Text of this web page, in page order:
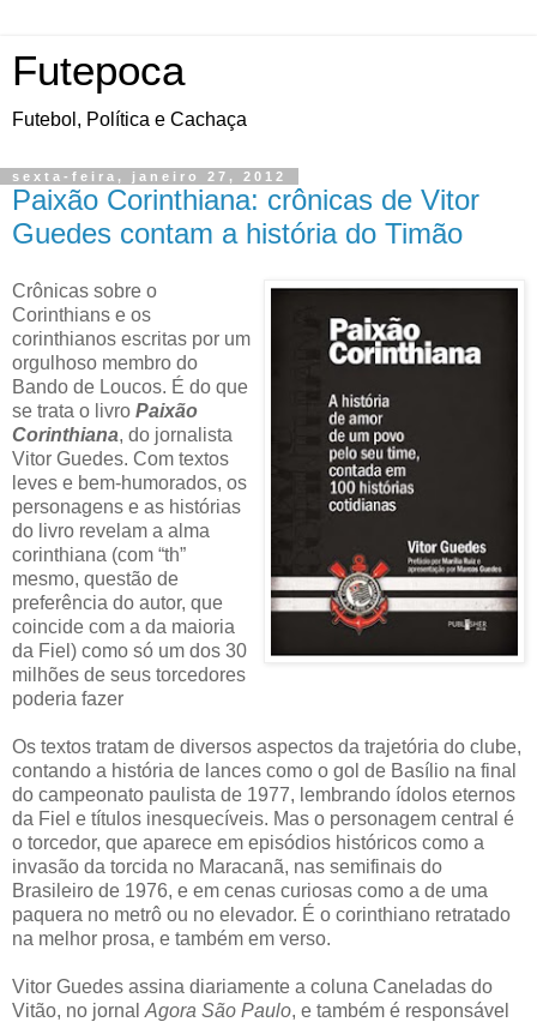
Futepoca
Futebol, Política e Cachaça
sexta-feira, janeiro 27, 2012
Paixão Corinthiana: crônicas de Vitor
Guedes contam a história do Timão
Crônicas sobre o
Corinthians e os
corinthianos escritas por um
orgulhoso membro do
Bando de Loucos. É do que
se trata o livro Paixão
Corinthiana, do jornalista
Vitor Guedes. Com textos
leves e bem-humorados, os
personagens e as histórias
do livro revelam a alma
corinthiana (com “th”
mesmo, questão de
preferência do autor, que
coincide com a da maioria
da Fiel) como só um dos 30
milhões de seus torcedores
poderia fazer
Os textos tratam de diversos aspectos da trajetória do clube,
contando a história de lances como o gol de Basílio na final
do campeonato paulista de 1977, lembrando ídolos eternos
da Fiel e títulos inesquecíveis. Mas o personagem central é
o torcedor, que aparece em episódios históricos como a
invasão da torcida no Maracanã, nas semifinais do
Brasileiro de 1976, e em cenas curiosas como a de uma
paquera no metrô ou no elevador. É o corinthiano retratado
na melhor prosa, e também em verso.
Vitor Guedes assina diariamente a coluna Caneladas do
Vitão, no jornal Agora São Paulo, e também é responsável